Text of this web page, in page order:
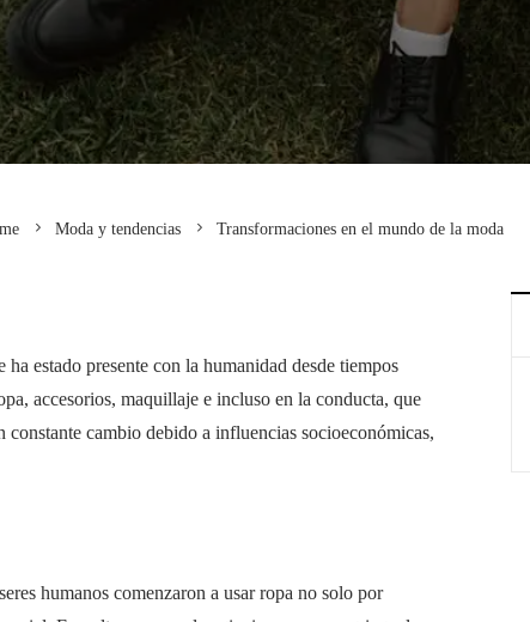
Moda y tendencias Transformaciones en el mundo de la moda
estado presente con la humanidad desde tiempos
accesorios, maquillaje e incluso en la conducta, que
cambio debido a influencias socioeconómicas,
humanos comenzaron a usar ropa no solo por